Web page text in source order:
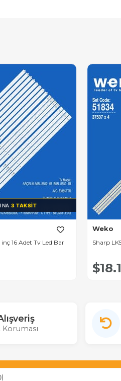
3 TAKSIT
16 Adet Tv Led Bar
Weko
Sharp